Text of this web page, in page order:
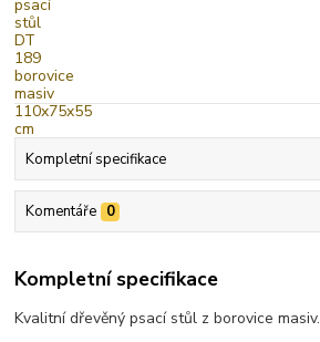
Kompletní specifikace
Komentáře 0
Kompletní specifikace
Kvalitní dřevěný psací stůl z borovice masiv.